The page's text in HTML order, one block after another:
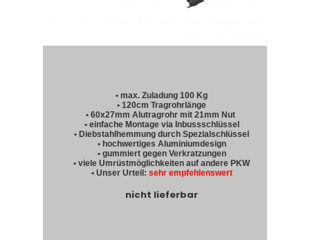
• max. Zuladung 100 Kg
• 120cm Tragrohrlänge
• 60x27mm Alutragrohr mit 21mm Nut
• einfache Montage via Inbussschlüssel
• Diebstahlhemmung durch Spezialschlüssel
• hochwertiges Aluminiumdesign
• gummiert gegen Verkratzungen
• viele Umrüstmöglichkeiten auf andere PKW
• Unser Urteil: sehr empfehlenswert
nicht lieferbar